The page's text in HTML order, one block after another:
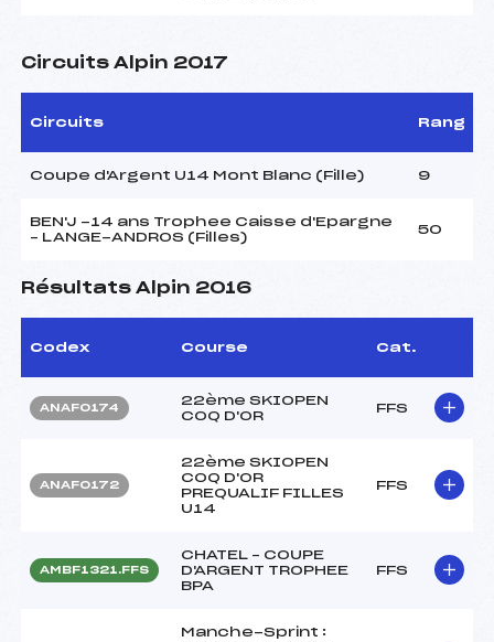
Circuits Alpin 2017
Circuits Rang
Coupe d'Argent U14 Mont Blanc (Fille) 9
BEN'J -14 ans Trophee Caisse d'Epargne
– LANGE-ANDROS (Filles)
50
Résultats Alpin 2016
Codex Course Cat.
ANAF0174
22ème SKIOPEN
COQ D'OR
FFS
ANAF0172
22ème SKIOPEN
COQ D'OR
PREQUALIF FILLES
U14
FFS
AMBF1321.FFS
CHATEL – COUPE
D'ARGENT TROPHEE
BPA
FFS
Manche-Sprint :